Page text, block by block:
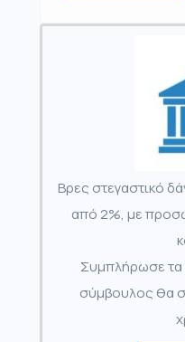
Βρες στεγαστικό
από 2%, με
Συμπλήρωσε τα
σύμβουλος θα